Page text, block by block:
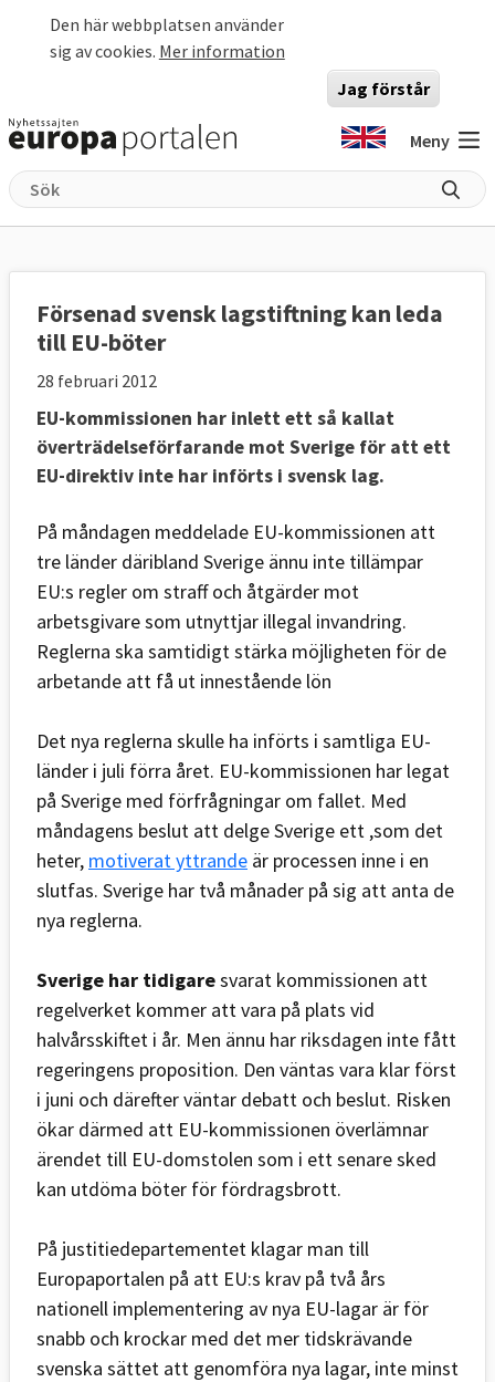
Den här webbplatsen använder
sig av cookies. Mer information
Jag förstår
Meny
Försenad svensk lagstiftning kan leda
till EU-böter
28 februari 2012
EU-kommissionen har inlett ett så kallat
överträdelseförfarande mot Sverige för att ett
EU-direktiv inte har införts i svensk lag.
På måndagen meddelade EU-kommissionen att
tre länder däribland Sverige ännu inte tillämpar
EU:s regler om straff och åtgärder mot
arbetsgivare som utnyttjar illegal invandring.
Reglerna ska samtidigt stärka möjligheten för de
arbetande att få ut innestående lön
Det nya reglerna skulle ha införts i samtliga EU-
länder i juli förra året. EU-kommissionen har legat
på Sverige med förfrågningar om fallet. Med
måndagens beslut att delge Sverige ett ,som det
heter, motiverat yttrande är processen inne i en
slutfas. Sverige har två månader på sig att anta de
nya reglerna.
Sverige har tidigaresvarat kommissionen att
regelverket kommer att vara på plats vid
halvårsskiftet i år. Men ännu har riksdagen inte fått
regeringens proposition. Den väntas vara klar först
i juni och därefter väntar debatt och beslut. Risken
ökar därmed att EU-kommissionen överlämnar
ärendet till EU-domstolen som i ett senare sked
kan utdöma böter för fördragsbrott.
På justitiedepartementet klagar man till
Europaportalen på att EU:s krav på två års
nationell implementering av nya EU-lagar är för
snabb och krockar med det mer tidskrävande
svenska sättet att genomföra nya lagar, inte minst